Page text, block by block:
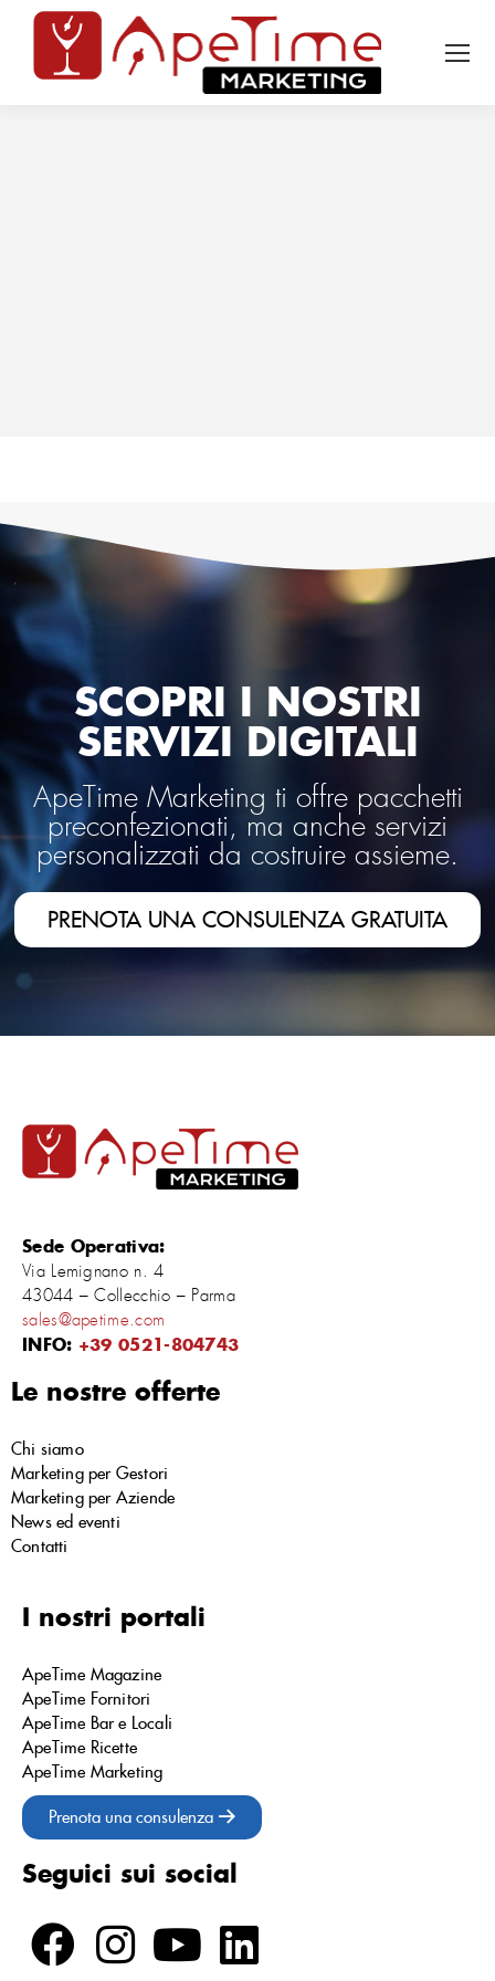
SCOPRI I NOSTRI
SERVIZI DIGITALI
ApeTime Marketing ti offre pacchetti
preconfezionati, ma anche servizi
personalizzati da costruire assieme.
PRENOTA UNA CONSULENZA GRATUITA
Sede Operativa:
Via Lemignano n. 4
43044 – Collecchio – Parma
sales@apetime.com
INFO: +39 0521-804743
Le nostre offerte
Chi siamo
Marketing per Gestori
Marketing per Aziende
News ed eventi
Contatti
I nostri portali
ApeTime Magazine
ApeTime Fornitori
ApeTime Bar e Locali
ApeTime Ricette
ApeTime Marketing
Prenota una consulenza
Seguici sui social